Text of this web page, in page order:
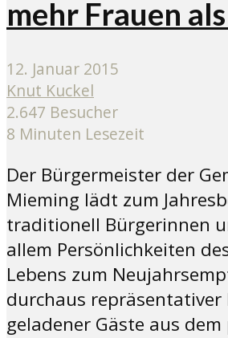
mehr Frauen
12. Januar 2015
Knut Kuckel
2.647 Besucher
8 Minuten Lesezeit
Der Bürgermeister der
Mieming lädt zum
traditionell Bürgerinnen
allem Persönlichkeiten
Lebens zum
durchaus repräsentativer
geladener Gäste aus